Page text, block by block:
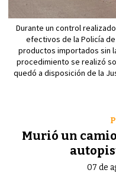
Durante un control
efectivos de la Policía
productos importados sin
procedimiento se realizó
quedó a disposición de la
Murió un
07 de